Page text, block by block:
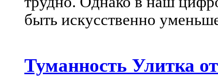
быть искусственно
Туманность Улитка